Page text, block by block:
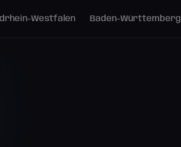
Westfalen Baden-Württemberg